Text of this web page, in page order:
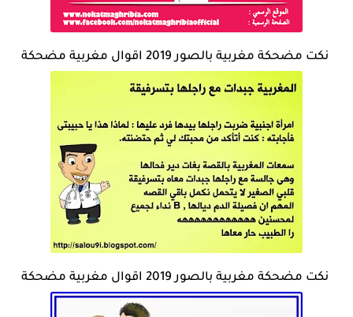
نكت مضحكة مغربية بالصور 2019 اقوال مغربية مضحكة
نكت مضحكة مغربية بالصور 2019 اقوال مغربية مضحكة